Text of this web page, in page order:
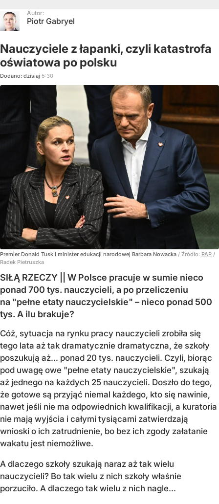
Autor:
Piotr Gabryel
Nauczyciele z łapanki, czyli katastrofa
oświatowa po polsku
Dodano: dzisiaj 5:30
Premier Donald Tusk i minister edukacji narodowej Barbara Nowacka / Źródło: PAP /
Radek Pietruszka
SIŁĄ RZECZY || W Polsce pracuje w sumie nieco
ponad 700 tys. nauczycieli, a po przeliczeniu
na "pełne etaty nauczycielskie" – nieco ponad 500
tys. A ilu brakuje?
Cóż, sytuacja na rynku pracy nauczycieli zrobiła się
tego lata aż tak dramatycznie dramatyczna, że szkoły
poszukują aż… ponad 20 tys. nauczycieli. Czyli, biorąc
pod uwagę owe "pełne etaty nauczycielskie", szukają
aż jednego na każdych 25 nauczycieli. Doszło do tego,
że gotowe są przyjąć niemal każdego, kto się nawinie,
nawet jeśli nie ma odpowiednich kwalifikacji, a kuratoria
nie mają wyjścia i całymi tysiącami zatwierdzają
wnioski o ich zatrudnienie, bo bez ich zgody załatanie
wakatu jest niemożliwe.
A dlaczego szkoły szukają naraz aż tak wielu
nauczycieli? Bo tak wielu z nich szkoły właśnie
porzuciło. A dlaczego tak wielu z nich nagle...